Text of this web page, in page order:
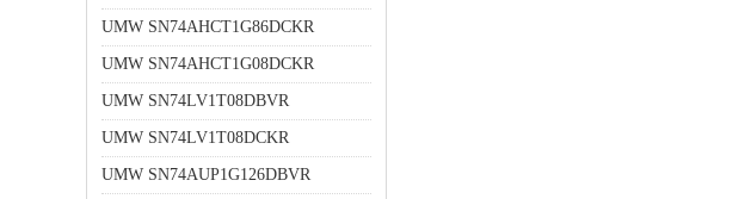
UMW SN74AHCT1G86DCKR
UMW SN74AHCT1G08DCKR
UMW SN74LV1T08DBVR
UMW SN74LV1T08DCKR
UMW SN74AUP1G126DBVR